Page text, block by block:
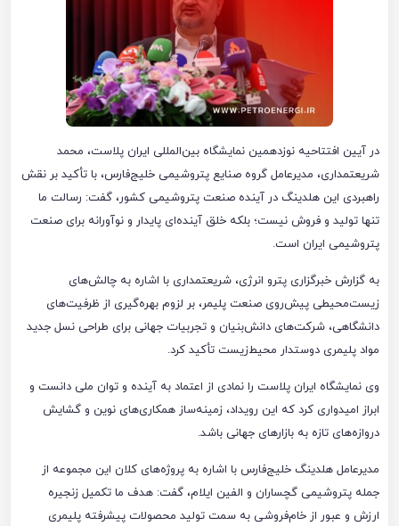
در آیین افتتاحیه نوزدهمین نمایشگاه بین‌المللی ایران پلاست، محمد
شریعتمداری، مدیرعامل گروه صنایع پتروشیمی خلیج‌فارس، با تأکید بر نقش
راهبردی این هلدینگ در آینده صنعت پتروشیمی کشور، گفت: رسالت ما
تنها تولید و فروش نیست؛ بلکه خلق آینده‌ای پایدار و نوآورانه برای صنعت
پتروشیمی ایران است.
به گزارش خبرگزاری پترو انرژی، شریعتمداری با اشاره به چالش‌های
زیست‌محیطی پیش‌روی صنعت پلیمر، بر لزوم بهره‌گیری از ظرفیت‌های
دانشگاهی، شرکت‌های دانش‌بنیان و تجربیات جهانی برای طراحی نسل جدید
مواد پلیمری دوستدار محیط‌زیست تأکید کرد.
وی نمایشگاه ایران پلاست را نمادی از اعتماد به آینده و توان ملی دانست و
ابراز امیدواری کرد که این رویداد، زمینه‌ساز همکاری‌های نوین و گشایش
دروازه‌های تازه به بازارهای جهانی باشد.
مدیرعامل هلدینگ خلیج‌فارس با اشاره به پروژه‌های کلان این مجموعه از
جمله پتروشیمی گچساران و الفین ایلام، گفت: هدف ما تکمیل زنجیره
ارزش و عبور از خام‌فروشی به سمت تولید محصولات پیشرفته پلیمری